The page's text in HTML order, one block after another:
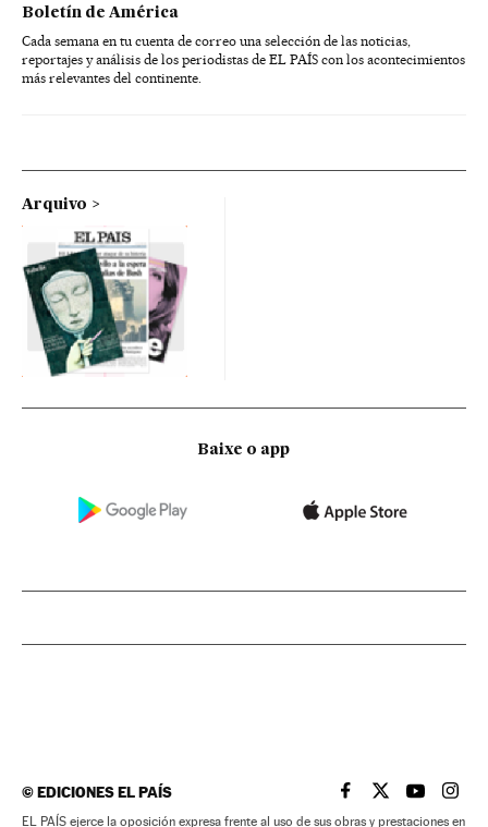
Boletín de América
Cada semana en tu cuenta de correo una selección de las noticias,
reportajes y análisis de los periodistas de EL PAÍS con los acontecimientos
más relevantes del continente.
Arquivo
Baixe o app
©EDICIONES EL PAÍS EL PAÍS BRASIL EN
EL PAÍSEL PAÍS
EL
EL PAÍS ejerce la oposición expresa frente al uso de sus obras y prestaciones en